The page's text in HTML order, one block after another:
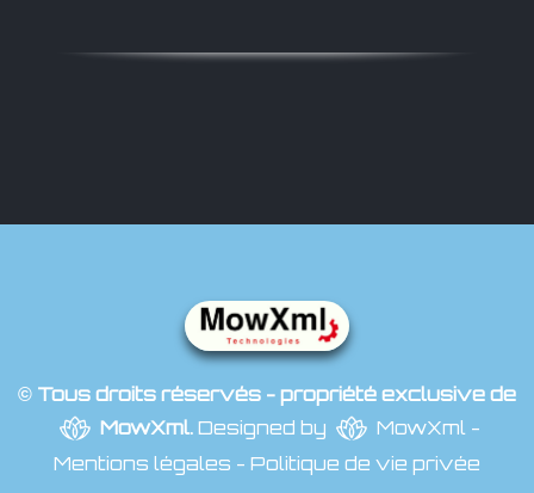
© Tous droits réservés - propriété exclusive de
MowXml.Designed by MowXml -
Mentions légales - Politique de vie privée